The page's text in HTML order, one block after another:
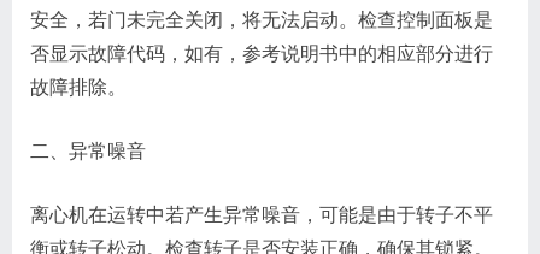
安全，若门未完全关闭，将无法启动。检查控制面板是
否显示故障代码，如有，参考说明书中的相应部分进行
故障排除。
二、异常噪音
离心机在运转中若产生异常噪音，可能是由于转子不平
衡或转子松动。检查转子是否安装正确，确保其锁紧。